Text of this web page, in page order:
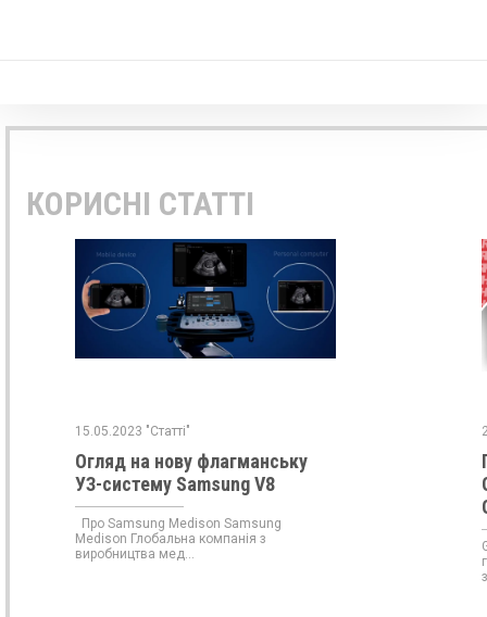
КОРИСНІ СТАТТІ
15.05.2023 "Статті"
Огляд на нову флагманську
УЗ-систему Samsung V8
Про Samsung Medison Samsung
Medison Глобальна компанія з
виробництва мед...